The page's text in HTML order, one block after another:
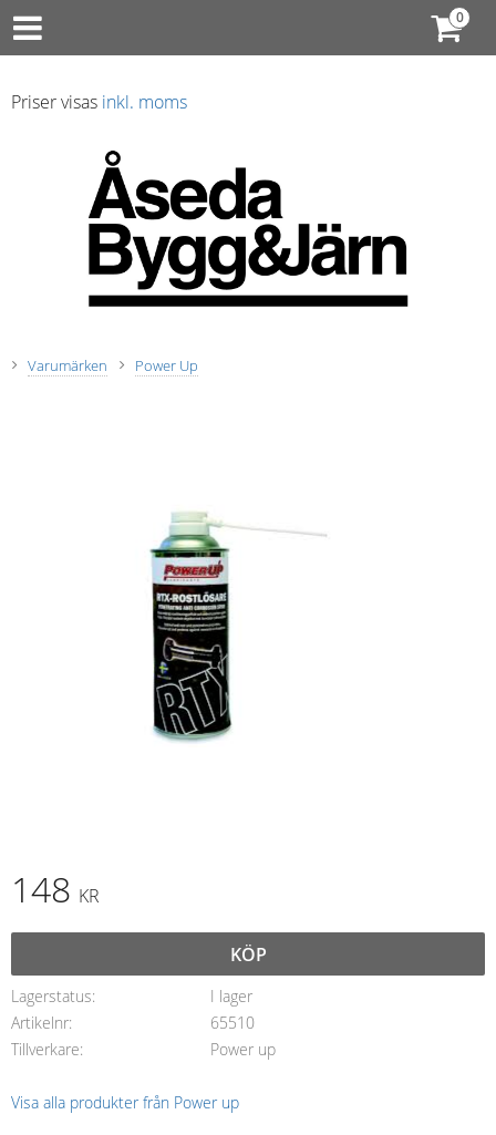
Priser visas inkl. moms
Varumärken Power Up
148 KR
KÖP
Lagerstatus
I lager
Artikelnr
65510
Tillverkare
Power up
Visa alla produkter från Power up